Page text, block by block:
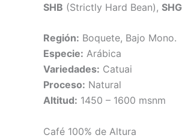
SHB (Strictly Hard Bean), SHG
Región: Boquete, Bajo Mono.
Especie: Arábica
Variedades: Catuai
Proceso: Natural
Altitud: 1450 – 1600 msnm
Café 100% de Altura